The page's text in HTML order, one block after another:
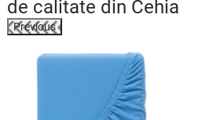
de calitate din Cehia
Previous